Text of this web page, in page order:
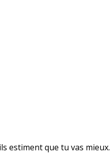
estiment que tu vas